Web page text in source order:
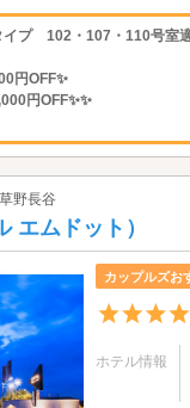
プ 102・107・110号室適
円OFF✨
円OFF✨✨
野長谷
エムドット）
カップルズお
ホテル情報